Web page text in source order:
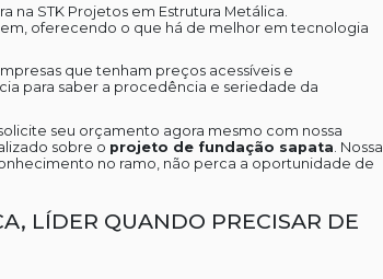
na STK Projetos em Estrutura Metálica.
oferecendo o que há de melhor em tecnologia
que tenham preços acessíveis e
para saber a procedência e seriedade da
seu orçamento agora mesmo com nossa
sobre o projeto de fundação sapata . Nossa
no ramo, não perca a oportunidade de
LÍDER QUANDO PRECISAR DE